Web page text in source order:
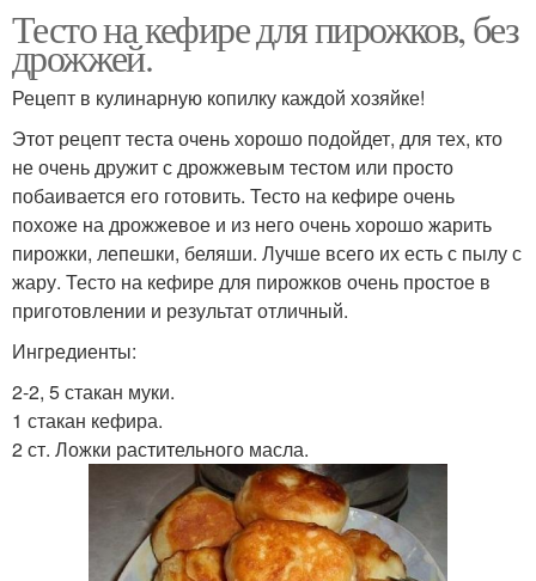
Тесто на кефире для пирожков, без
дрожжей.
Рецепт в кулинарную копилку каждой хозяйке!
Этот рецепт теста очень хорошо подойдет, для тех, кто
не очень дружит с дрожжевым тестом или просто
побаивается его готовить. Тесто на кефире очень
похоже на дрожжевое и из него очень хорошо жарить
пирожки, лепешки, беляши. Лучше всего их есть с пылу с
жару. Тесто на кефире для пирожков очень простое в
приготовлении и результат отличный.
Ингредиенты:
2-2, 5 стакан муки.
1 стакан кефира.
2 ст. Ложки растительного масла.